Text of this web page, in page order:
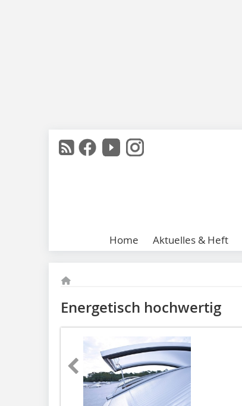
Home Aktuelles & Heft
Energetisch hochwertig